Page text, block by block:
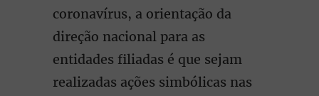
coronavírus, a orientação da
direção nacional para as
entidades filiadas é que sejam
realizadas ações simbólicas nas